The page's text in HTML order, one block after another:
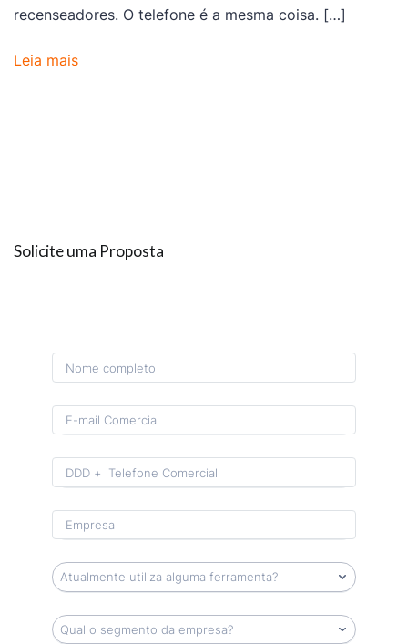
recenseadores. O telefone é a mesma coisa. […]
Leia mais
Solicite uma Proposta
Format: (00) 0 0000-0000.